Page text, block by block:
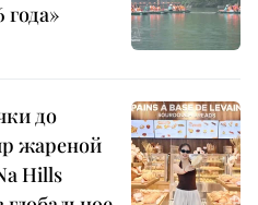
до
жареной
Hills